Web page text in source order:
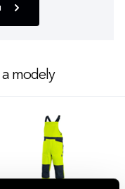
modely